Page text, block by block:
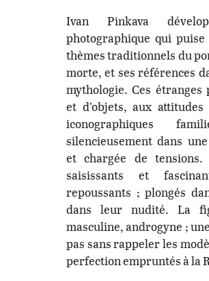
Ivan Pinkava
photographique qui
thèmes traditionnels du
morte, et ses références
mythologie. Ces étranges
et d’objets, aux
iconographiques
silencieusement dans
et chargée de
saisissants et
repoussants ; plongés
dans leur nudité. La
masculine, androgyne ;
pas sans rappeler les
perfection empruntés à la